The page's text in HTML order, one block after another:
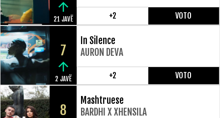
21 JAVË +2 VOTO
7
2 JAVË
In Silence
AURON DEVA
+2 VOTO
8
Mashtruese
BARDHI X XHENSILA